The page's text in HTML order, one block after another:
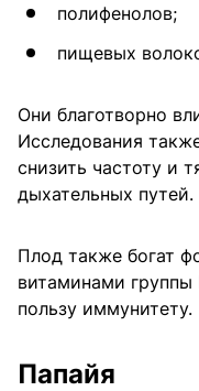
полифенолов;
пищевых
Они благотворно
Исследования
снизить частоту и
дыхательных путей.
Плод также богат
витаминами
пользу иммунитету.
Папайя